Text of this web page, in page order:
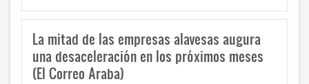
La mitad de las empresas alavesas augura
una desaceleración en los próximos meses
(El Correo Araba)